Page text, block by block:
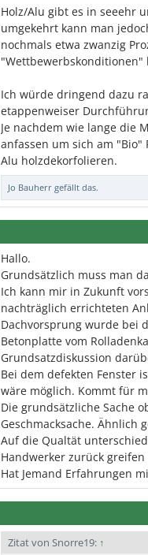
Holz/Alu gibt es in seeehr
umgekehrt kann man
nochmals etwa zwanzig
"Wettbewerbskonditionen"
Ich würde dringend dazu
etappenweiser
Je nachdem wie lange die
anfassen um sich am
Alu holzdekorfolieren.
Jo Bauherr gefällt das.
Hallo.
Grundsätzlich muss man
Ich kann mir in Zukunft
nachträglich errichteten
Dachvorsprung wurde bei
Betonplatte vom
Grundsatzdiskussion
Bei dem defekten Fenster
wäre möglich. Kommt für
Die grundsätzliche Sache
Geschmacksache. Ähnlich
Auf die Qualtät
Handwerker zurück
Hat Jemand Erfahrungen
Zitat von Snorre19: ↑